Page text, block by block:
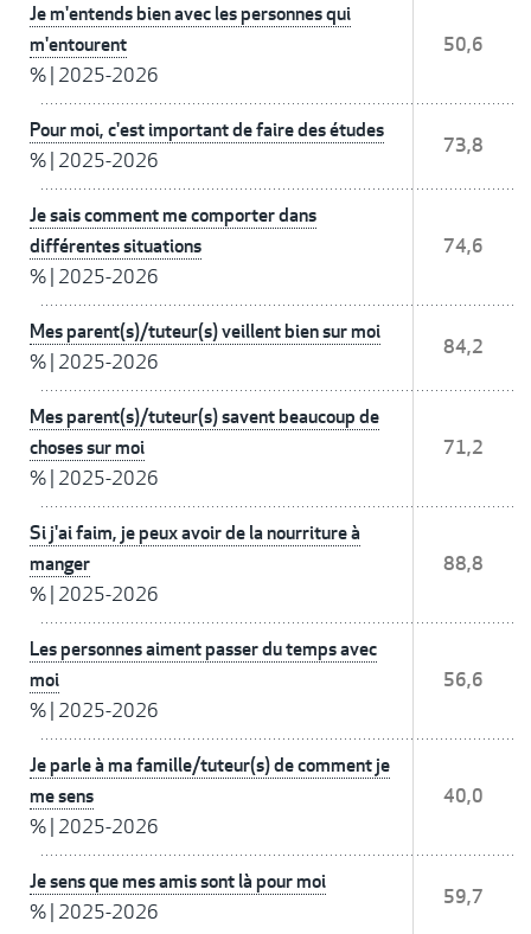
Je m'entends bien avec les personnes qui
m'entourent
% 2025-2026
50,6
Pour moi, c'est important de faire des études
% 2025-2026
73,8
Je sais comment me comporter dans
différentes situations
% 2025-2026
74,6
Mes parent(s)/tuteur(s) veillent bien sur moi
% 2025-2026
84,2
Mes parent(s)/tuteur(s) savent beaucoup de
choses sur moi
% 2025-2026
71,2
Si j'ai faim, je peux avoir de la nourriture à
manger
% 2025-2026
88,8
Les personnes aiment passer du temps avec
moi
% 2025-2026
56,6
Je parle à ma famille/tuteur(s) de comment je
me sens
% 2025-2026
40,0
Je sens que mes amis sont là pour moi
% 2025-2026
59,7